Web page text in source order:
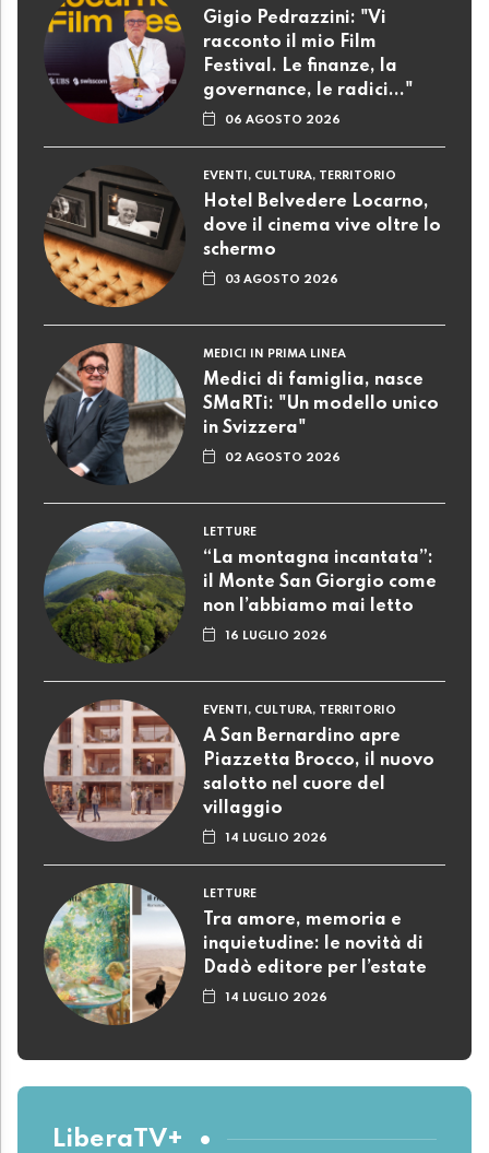
Gigio Pedrazzini: "Vi
racconto il mio Film
Festival. Le finanze, la
governance, le radici..."
06 AGOSTO 2026
EVENTI, CULTURA, TERRITORIO
Hotel Belvedere Locarno,
dove il cinema vive oltre lo
schermo
03 AGOSTO 2026
MEDICI IN PRIMA LINEA
Medici di famiglia, nasce
SMaRTi: "Un modello unico
in Svizzera"
02 AGOSTO 2026
LETTURE
“La montagna incantata”:
il Monte San Giorgio come
non l’abbiamo mai letto
16 LUGLIO 2026
EVENTI, CULTURA, TERRITORIO
A San Bernardino apre
Piazzetta Brocco, il nuovo
salotto nel cuore del
villaggio
14 LUGLIO 2026
LETTURE
Tra amore, memoria e
inquietudine: le novità di
Dadò editore per l’estate
14 LUGLIO 2026
LiberaTV+